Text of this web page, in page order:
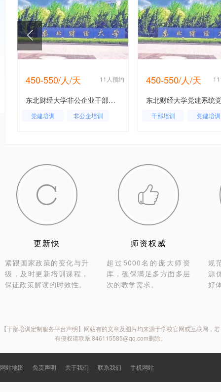
450-550/人/天 11人预约
东北财经大学非公企业干部培训
党建培训 非公企培训
450-550/人/天
干部培训
党建培训

更新快
紧跟国家政策的变化与升
级，及时更新培训课程，
保证政策解读的时效性。

师资权威
超过5000名的庞大师资
库，确保满足多方面多层
次的教学需求。
规
源
好
【干部培训定制服务平台声明】网站有的文章及图片均来源于学校官网或互联网，若
有侵权请联系 846115585@qq.com删除。
网站地图 免责声明 关于我们 联系我们 手机网站